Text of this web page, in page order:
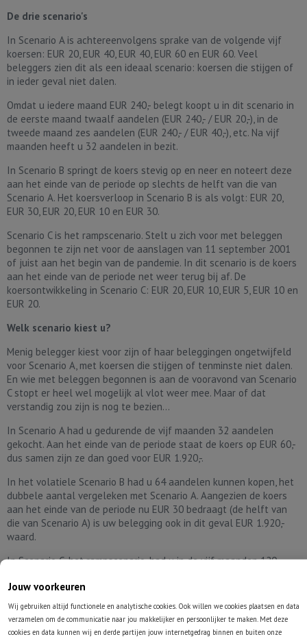
Jouw voorkeuren
Wij gebruiken altijd functionele en analytische cookies. Ook willen we cookies plaatsen en data
verzamelen om de communicatie naar jou makkelijker en persoonlijker te maken. Met deze
cookies en data kunnen wij en derde partijen jouw internetgedrag binnen en buiten onze
De drie scenario's
In Scenario A is achtereenvolgens sprake van de volgende vijf
koersen: EUR 20, EUR 40, EUR 40, EUR 60 en EUR 60. Veel
beleggers zien dit als een ideaal scenario: koersen die stijgen of
in ieder geval niet dalen.
Omdat u iedere maand EUR 240,- belegt koopt u in dit scenario in
de eerste maand twaalf aandelen (EUR 240,- / EUR 20,-), in de
tweede maand zes aandelen (EUR 240,- / EUR 40,-), etc. Na vijf
maanden heeft u 32 aandelen in bezit.
In Scenario B springt de koers stevig op en neer en noteert deze
aan het einde van de periode op slechts de helft van die van
Scenario A. Het koersverloop in Scenario B is als volgt: EUR 20,
EUR 30, EUR 20, EUR 10 en EUR 30.
Scenario C is het rampscenario. Stelt u zich voor met beleggen
begonnen te zijn net voor de aanslagen van 11 september 2001
of juist aan het begin van de pandemie. In dit scenario is de koers
aan het einde van de periode net weer terug bij af. De
koersontwikkeling in Scenario C: EUR 20, EUR 10, EUR 5, EUR 10 en
EUR 20.
Welk scenario kiest u?
Menig belegger kiest voor zijn of haar beleggingen ongetwijfeld
voor Scenario A, met koersen die stijgen of tenminste niet dalen.
En wie met beleggen begonnen is aan de vooravond van Scenario
C stopt er heel wel mogelijk al vlot weer mee. Maar of dat
verstandig zou zijn is nog te bezien...
In Scenario A had u gedurende de vijf maanden 32 aandelen
gekocht. Aan het einde van de periode staat de koers op EUR 60,-
dus samen zijn ze dan goed voor EUR 1.920,-.
In het volatiele Scenario B had u 64 aandelen kunnen kopen, het
dubbele aantal vergeleken met Scenario A. Aangezien de koers
aan het einde van de periode nu EUR 30 bedraagt (de helft van
die van Scenario A) is uw belegging ook in dit geval EUR 1.920,-
waard.
In Scenario C, het rampscenario, had u in de vijf maanden 120
dan goed voor EUR 2.400,- oftewel het meest van allemaal. Een
sterk schommelende index of een zich ontvouwend 'rampscenario'
is in geval van periodiek beleggen lang niet zo ongunstig als in
eerste instantie dikwijls verondersteld...